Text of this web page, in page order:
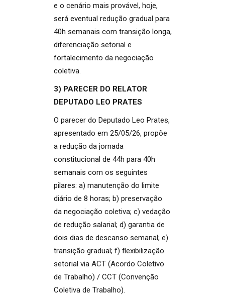
e o cenário mais provável, hoje,
será eventual redução gradual para
40h semanais com transição longa,
diferenciação setorial e
fortalecimento da negociação
coletiva.
3) PARECER DO RELATOR
DEPUTADO LEO PRATES
O parecer do Deputado Leo Prates,
apresentado em 25/05/26, propõe
a redução da jornada
constitucional de 44h para 40h
semanais com os seguintes
pilares: a) manutenção do limite
diário de 8 horas; b) preservação
da negociação coletiva; c) vedação
de redução salarial; d) garantia de
dois dias de descanso semanal; e)
transição gradual; f) flexibilização
setorial via ACT (Acordo Coletivo
de Trabalho) / CCT (Convenção
Coletiva de Trabalho).